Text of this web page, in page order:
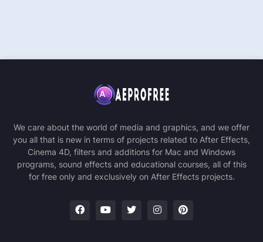
We care about the world of media and graphics, and we offer
you all that is new in terms of projects related to After Effects,
Cinema 4D, filters and additions for Mac and Windows
programs, sound effects and educational courses, all of this
for free only and exclusively on After Effects projects.